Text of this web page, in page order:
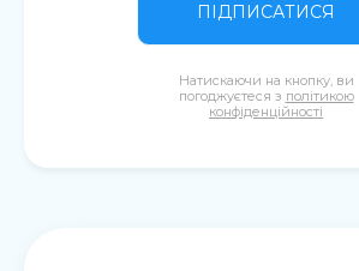
ПІДПИСАТИСЯ
Натискаючи на кнопку, ви
погоджуєтеся з політикою
конфіденційності